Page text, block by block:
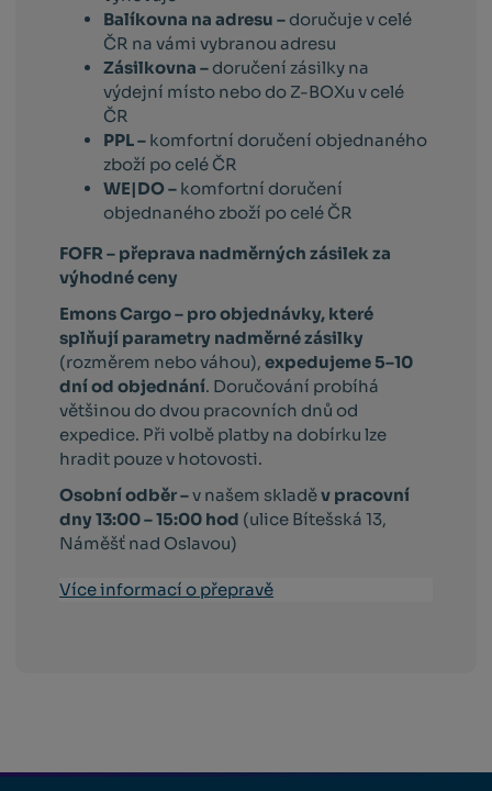
Balíkovna na adresu – doručuje v celé
ČR na vámi vybranou adresu
Zásilkovna – doručení zásilky na
výdejní místo nebo do Z-BOXu v celé
ČR
PPL – komfortní doručení objednaného
zboží po celé ČR
WE|DO – komfortní doručení
objednaného zboží po celé ČR
FOFR – přeprava nadměrných zásilek za
výhodné ceny
Emons Cargo – pro objednávky, které
splňují parametry nadměrné zásilky
(rozměrem nebo váhou),expedujeme 5–10
dní od objednání. Doručování probíhá
většinou do dvou pracovních dnů od
expedice. Při volbě platby na dobírku lze
hradit pouze v hotovosti.
Osobní odběr –v našem skladěv pracovní
dny 13:00 – 15:00 hod (ulice Bítešská 13,
Náměšť nad Oslavou)
Více informací o přepravě